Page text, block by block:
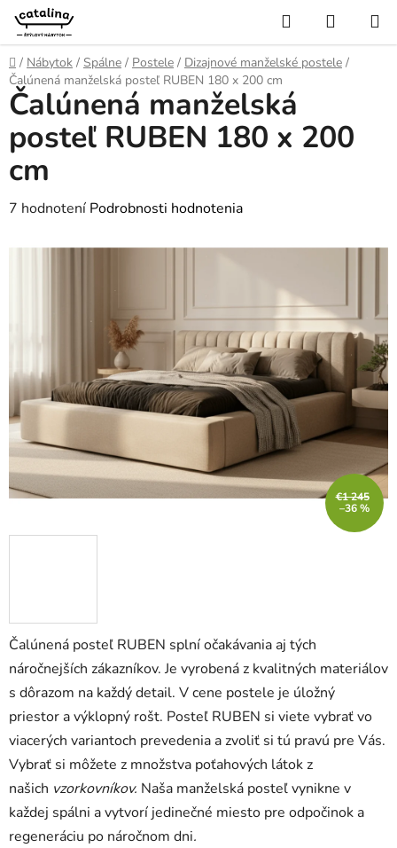
Prejsť
obsah
Hľadať
KOŠÍK
Domov
/ Nábytok / Spálne / Postele / Dizajnové manželské postele /
Čalúnená manželská posteľ RUBEN 180 x 200 cm
Čalúnená posteľ RUBEN splní očakávania aj tých
náročnejších zákazníkov. Je vyrobená z kvalitných materiálov
s dôrazom na každý detail. V cene postele je úložný
priestor a výklopný rošt. Posteľ RUBEN si viete vybrať vo
viacerých variantoch prevedenia a zvoliť si tú pravú pre Vás.
Vybrať si môžete z množstva poťahových látok z
našich vzorkovníkov. Naša manželská posteľ vynikne v
každej spálni a vytvorí jedinečné miesto pre odpočinok a
regeneráciu po náročnom dni.
Čalúnená manželská
posteľ RUBEN 180 x 200
cm
Priemerné
hviezdičiek.
7 hodnotení Podrobnosti hodnotenia
€1 245
–36 %